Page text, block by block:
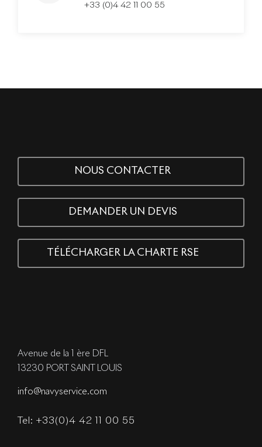
+33 (0)4 42 11 00 55
NOUS CONTACTER
DEMANDER UN DEVIS
TÉLÉCHARGER LA CHARTE RSE
Avenue de la 1 ère DFL
13230 PORT SAINT LOUIS
info@navyservice.com
Tel: +33(0)4 42 11 00 55